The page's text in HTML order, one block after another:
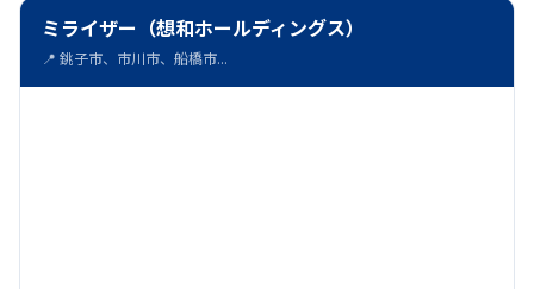
ミライザー（想和ホールディングス）
📍 銚子市、市川市、船橋市...